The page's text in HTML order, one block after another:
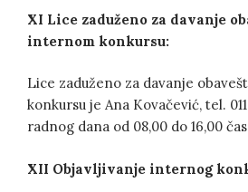
XI Lice zaduženo za davanje
internom konkursu:
Lice zaduženo za davanje
konkursu je Ana Kovačević, tel.
radnog dana od 08,00 do 16,00
XII Objavljivanje internog